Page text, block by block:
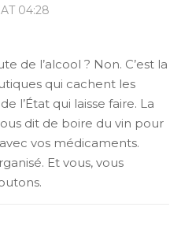
04:28
de l’alcool ? Non. C’est la
qui cachent les
l’État qui laisse faire. La
dit de boire du vin pour
vos médicaments.
Et vous, vous